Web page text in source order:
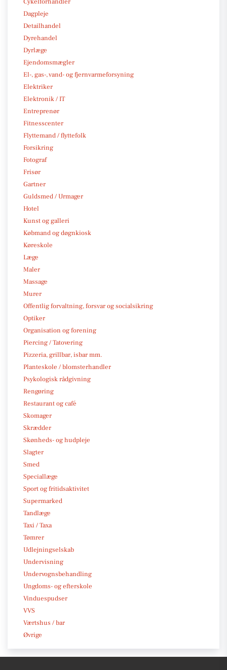
Dagpleje
Detailhandel
Dyrehandel
Dyrlæge
Ejendomsmægler
El-, gas-, vand- og fjernvarmeforsyning
Elektriker
Elektronik / IT
Entreprenør
Fitnesscenter
Flyttemand / flyttefolk
Forsikring
Fotograf
Frisør
Gartner
Guldsmed / Urmager
Hotel
Kunst og galleri
Købmand og døgnkiosk
Køreskole
Læge
Maler
Massage
Murer
Offentlig forvaltning, forsvar og socialsikring
Optiker
Organisation og forening
Piercing / Tatovering
Pizzeria, grillbar, isbar mm.
Planteskole / blomsterhandler
Psykologisk rådgivning
Rengøring
Restaurant og café
Skomager
Skrædder
Skønheds- og hudpleje
Slagter
Smed
Speciallæge
Sport og fritidsaktivitet
Supermarked
Tandlæge
Taxi / Taxa
Tømrer
Udlejningselskab
Undervisning
Undervognsbehandling
Ungdoms- og efterskole
Vinduespudser
VVS
Værtshus / bar
Øvrige